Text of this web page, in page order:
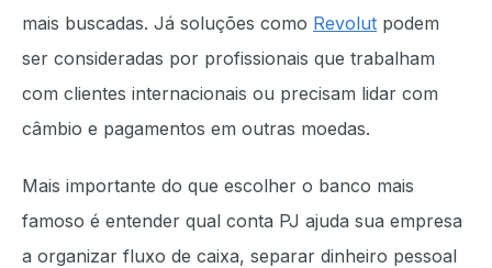
mais buscadas. Já soluções como Revolut podem
ser consideradas por profissionais que trabalham
com clientes internacionais ou precisam lidar com
câmbio e pagamentos em outras moedas.
Mais importante do que escolher o banco mais
famoso é entender qual conta PJ ajuda sua empresa
a organizar fluxo de caixa, separar dinheiro pessoal